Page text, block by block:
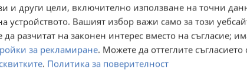
и други цели, включително използване на точни
устройството. Вашият избор важи само за този
разчитат на законен интерес вместо на съгласие;
за рекламиране. Можете да оттеглите
. Политика за поверителност